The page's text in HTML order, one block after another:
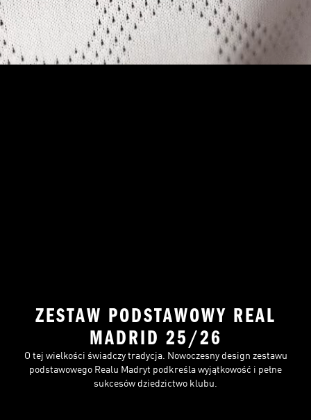
ZESTAW PODSTAWOWY REAL
MADRID 25/26
O tej wielkości świadczy tradycja. Nowoczesny design zestawu
podstawowego Realu Madryt podkreśla wyjątkowość i pełne
sukcesów dziedzictwo klubu.